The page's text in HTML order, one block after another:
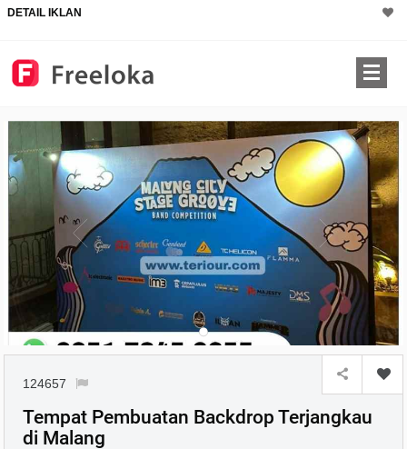
DETAIL IKLAN
124657
Tempat Pembuatan Backdrop Terjangkau
di Malang